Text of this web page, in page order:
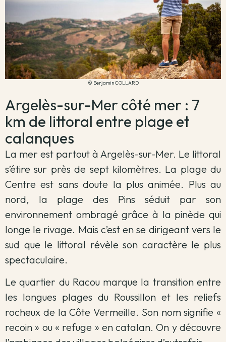
© Benjamin COLLARD
Argelès-sur-Mer côté mer : 7
km de littoral entre plage et
calanques
La mer est partout à Argelès-sur-Mer. Le littoral
s’étire sur près de sept kilomètres. La plage du
Centre est sans doute la plus animée. Plus au
nord, la plage des Pins séduit par son
environnement ombragé grâce à la pinède qui
longe le rivage. Mais c’est en se dirigeant vers le
sud que le littoral révèle son caractère le plus
spectaculaire.
Le quartier du Racou marque la transition entre
les longues plages du Roussillon et les reliefs
rocheux de la Côte Vermeille. Son nom signifie «
recoin » ou « refuge » en catalan. On y découvre